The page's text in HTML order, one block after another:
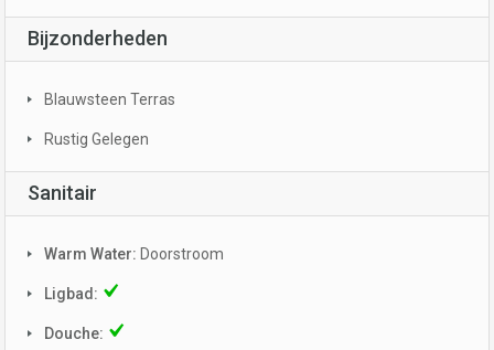
Bijzonderheden
Blauwsteen Terras
Rustig Gelegen
Sanitair
Warm Water: Doorstroom
Ligbad:
Douche: